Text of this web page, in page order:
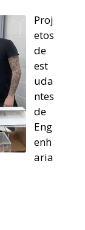
Proj
etos
de
est
uda
ntes
de
Eng
enh
aria